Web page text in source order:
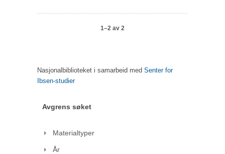
1–2 av 2
Nasjonalbiblioteket i samarbeid med Senter for
Ibsen-studier
Avgrens søket
Materialtyper
År